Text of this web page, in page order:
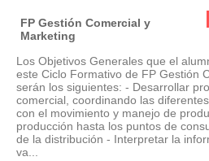
FP Gestión Comercial y
Marketing
Los Objetivos Generales que el
este Ciclo Formativo de FP Gestión
serán los siguientes: - Desarrollar
comercial, coordinando las
con el movimiento y manejo de
producción hasta los puntos de
de la distribución - Interpretar la
va...